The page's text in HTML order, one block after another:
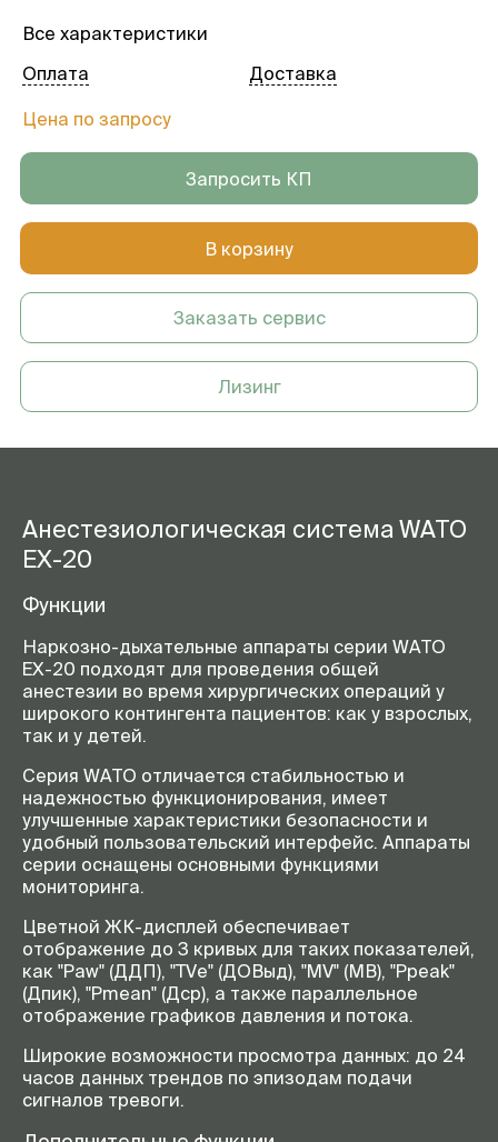
Типа датчика O2
дыхательной системы
Система удаления газового
анестетика
Испаритель проточного типа
Дисплей
диагональю 7,4 дюйма
просмотр данных до 24 часов
Работа от аккумулятора
до 150 минут
ручной, с контролем по объему
(VCV), с контролем по давлению
вентиляция (SIMV)
Все характеристики
Цена по запросу
Оплата Доставка
Запросить КП
В корзину
Заказать сервис
Лизинг
Анестезиологическая система WATO
EX-20
Функции
Наркозно-дыхательные аппараты серии WATO
EX-20 подходят для проведения общей
анестезии во время хирургических операций у
широкого контингента пациентов: как у взрослых,
так и у детей.
Серия WATO отличается стабильностью и
надежностью функционирования, имеет
улучшенные характеристики безопасности и
удобный пользовательский интерфейс. Аппараты
серии оснащены основными функциями
мониторинга.
Цветной ЖК-дисплей обеспечивает
отображение до 3 кривых для таких показателей,
как "Paw" (ДДП), "TVe" (ДОВыд), "MV" (МВ), "Ppeak"
(Дпик), "Pmean" (Дср), а также параллельное
отображение графиков давления и потока.
Широкие возможности просмотра данных: до 24
часов данных трендов по эпизодам подачи
сигналов тревоги.